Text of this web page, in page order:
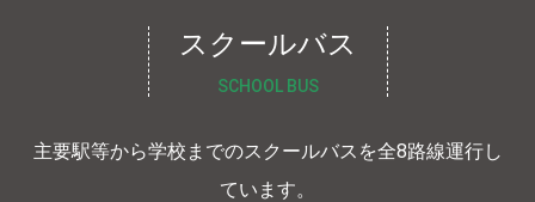
スクールバス
SCHOOL BUS
主要駅等から学校までのスクールバスを全8路線運行し
ています。